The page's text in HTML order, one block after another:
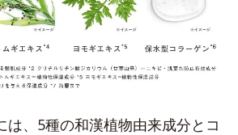
は、5種の和漢植物由来成分とコ